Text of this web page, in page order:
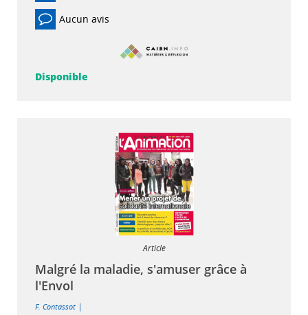
Aucun avis
Disponible
Article
Malgré la maladie, s'amuser grâce à
l'Envol
F. Contassot |